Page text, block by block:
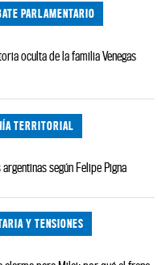
PARLAMENTARIO
oculta de la familia Venegas
TERRITORIAL
según Felipe Pigna
Y TENSIONES